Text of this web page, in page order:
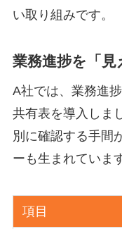
い取り組みです。
業務進捗を「見
A社では、業務進
共有表を導入しま
別に確認する手間
ーも生まれていま
項目